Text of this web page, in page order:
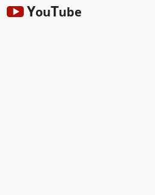
YouTube